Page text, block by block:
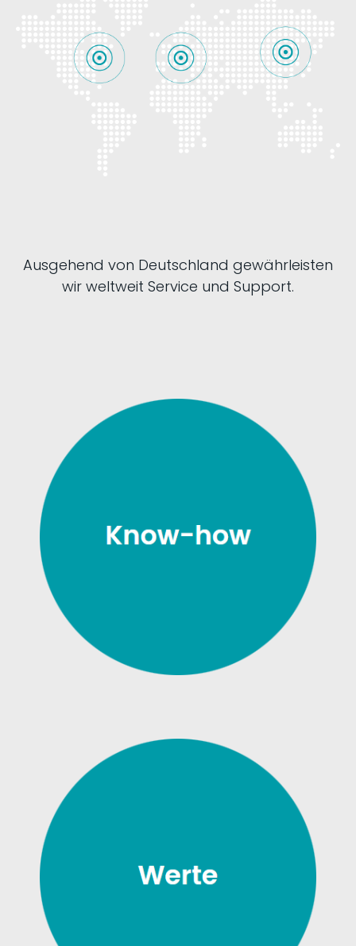
Ausgehend von Deutschland gewährleisten
wir weltweit Service und Support.